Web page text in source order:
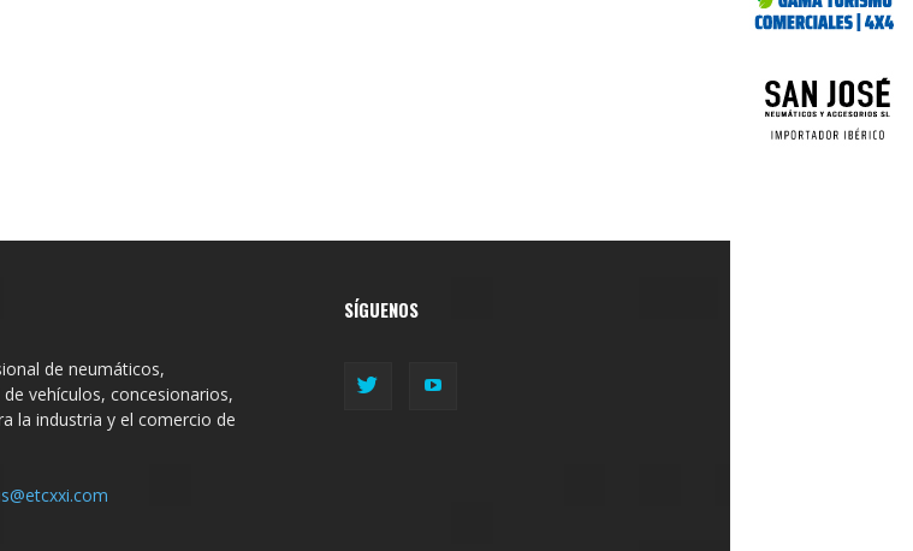
de neumáticos,
vehículos, concesionarios,
la industria y el comercio de
SÍGUENOS